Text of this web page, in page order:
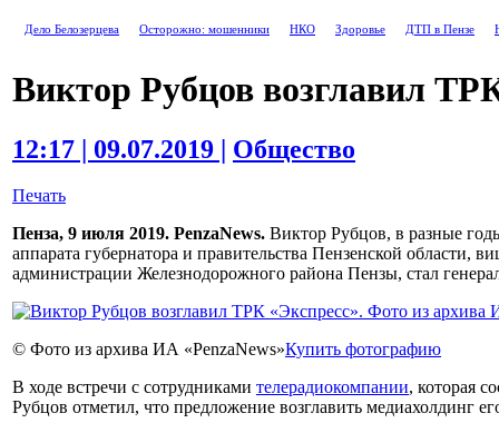
Дело Белозерцева Осторожно: мошенники НКО Здоровье ДТП в Пензе
Виктор Рубцов возглавил
12:17 | 09.07.2019 | Общество
Печать
Пенза, 9 июля 2019. PenzaNews. Виктор Рубцов, в разные
аппарата губернатора и правительства Пензенской области,
администрации Железнодорожного района Пензы, стал
© Фото из архива ИА «PenzaNews»Купить фотографию
В ходе встречи с сотрудниками телерадиокомпании, которая
Рубцов отметил, что предложение возглавить медиахолдинг